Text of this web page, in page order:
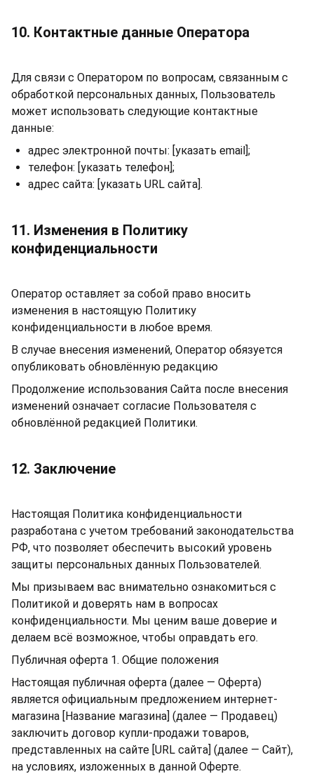
10. Контактные данные Оператора
Для связи с Оператором по вопросам, связанным с
обработкой персональных данных, Пользователь
может использовать следующие контактные
данные:
адрес электронной почты: [указать email];
телефон: [указать телефон];
адрес сайта: [указать URL сайта].
11. Изменения в Политику
конфиденциальности
Оператор оставляет за собой право вносить
изменения в настоящую Политику
конфиденциальности в любое время.
В случае внесения изменений, Оператор обязуется
опубликовать обновлённую редакцию
Продолжение использования Сайта после внесения
изменений означает согласие Пользователя с
обновлённой редакцией Политики.
12. Заключение
Настоящая Политика конфиденциальности
разработана с учетом требований законодательства
РФ, что позволяет обеспечить высокий уровень
защиты персональных данных Пользователей.
Мы призываем вас внимательно ознакомиться с
Политикой и доверять нам в вопросах
конфиденциальности. Мы ценим ваше доверие и
делаем всё возможное, чтобы оправдать его.
Публичная оферта 1. Общие положения
Настоящая публичная оферта (далее — Оферта)
является официальным предложением интернет-
магазина [Название магазина] (далее — Продавец)
заключить договор купли-продажи товаров,
представленных на сайте [URL сайта] (далее — Сайт),
на условиях, изложенных в данной Оферте.